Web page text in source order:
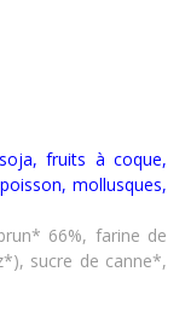
fruits à coque,
mollusques,
66%, farine de
sucre de canne*,